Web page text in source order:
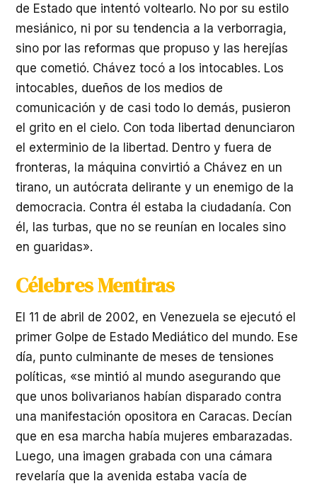
de Estado que intentó voltearlo. No por su estilo
mesiánico, ni por su tendencia a la verborragia,
sino por las reformas que propuso y las herejías
que cometió. Chávez tocó a los intocables. Los
intocables, dueños de los medios de
comunicación y de casi todo lo demás, pusieron
el grito en el cielo. Con toda libertad denunciaron
el exterminio de la libertad. Dentro y fuera de
fronteras, la máquina convirtió a Chávez en un
tirano, un autócrata delirante y un enemigo de la
democracia. Contra él estaba la ciudadanía. Con
él, las turbas, que no se reunían en locales sino
en guaridas».
Célebres Mentiras
El 11 de abril de 2002, en Venezuela se ejecutó el
primer Golpe de Estado Mediático del mundo. Ese
día, punto culminante de meses de tensiones
políticas, «se mintió al mundo asegurando que
que unos bolivarianos habían disparado contra
una manifestación opositora en Caracas. Decían
que en esa marcha había mujeres embarazadas.
Luego, una imagen grabada con una cámara
revelaría que la avenida estaba vacía de